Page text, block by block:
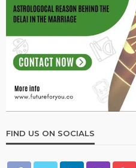
FIND US ON SOCIALS